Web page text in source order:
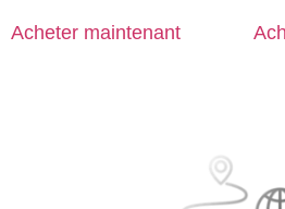
Acheter maintenant